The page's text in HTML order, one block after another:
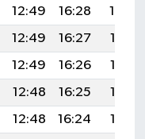
12:49 16:28
19:22
12:49 16:27
19:21
12:49 16:26
19:19
12:48 16:25
19:17
12:48 16:24
19:16